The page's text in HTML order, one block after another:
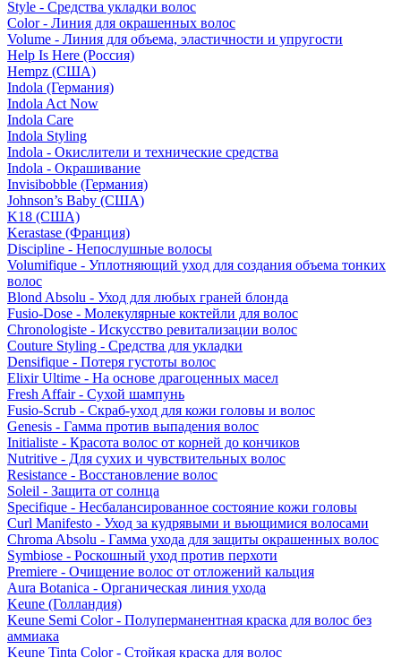
Style - Средства укладки волос
Color - Линия для окрашенных волос
Volume - Линия для объема, эластичности и упругости
Help Is Here (Россия)
Hempz (США)
Indola (Германия)
Indola Act Now
Indola Care
Indola Styling
Indola - Окислители и технические средства
Indola - Окрашивание
Invisibobble (Германия)
Johnson’s Baby (США)
K18 (США)
Kerastase (Франция)
Discipline - Непослушные волосы
Volumifique - Уплотняющий уход для создания объема тонких
волос
Blond Absolu - Уход для любых граней блонда
Fusio-Dose - Молекулярные коктейли для волос
Chronologiste - Искусство ревитализации волос
Couture Styling - Средства для укладки
Densifique - Потеря густоты волос
Elixir Ultime - На основе драгоценных масел
Fresh Affair - Сухой шампунь
Fusio-Scrub - Скраб-уход для кожи головы и волос
Genesis - Гамма против выпадения волос
Initialiste - Красота волос от корней до кончиков
Nutritive - Для сухих и чувствительных волос
Resistance - Восстановление волос
Soleil - Защита от солнца
Specifique - Несбалансированное состояние кожи головы
Curl Manifesto - Уход за кудрявыми и вьющимися волосами
Chroma Absolu - Гамма ухода для защиты окрашенных волос
Symbiose - Роскошный уход против перхоти
Premiere - Очищение волос от отложений кальция
Aura Botanica - Органическая линия ухода
Keune (Голландия)
Keune Semi Color - Полуперманентная краска для волос без
аммиака
Keune Tinta Color - Стойкая краска для волос